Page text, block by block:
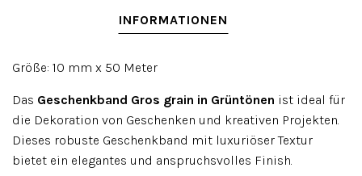
INFORMATIONEN
Größe: 10 mm x 50 Meter
Das Geschenkband Gros grain in Grüntönen ist ideal für
die Dekoration von Geschenken und kreativen Projekten.
Dieses robuste Geschenkband mit luxuriöser Textur
bietet ein elegantes und anspruchsvolles Finish.